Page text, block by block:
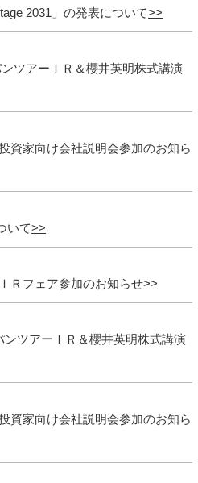
2031」の発表について
ツアーＩＲ＆櫻井英明株式講演
資家向け会社説明会参加のお知ら
いて
Ｒフェア参加のお知らせ
ンツアーＩＲ＆櫻井英明株式講演
資家向け会社説明会参加のお知ら